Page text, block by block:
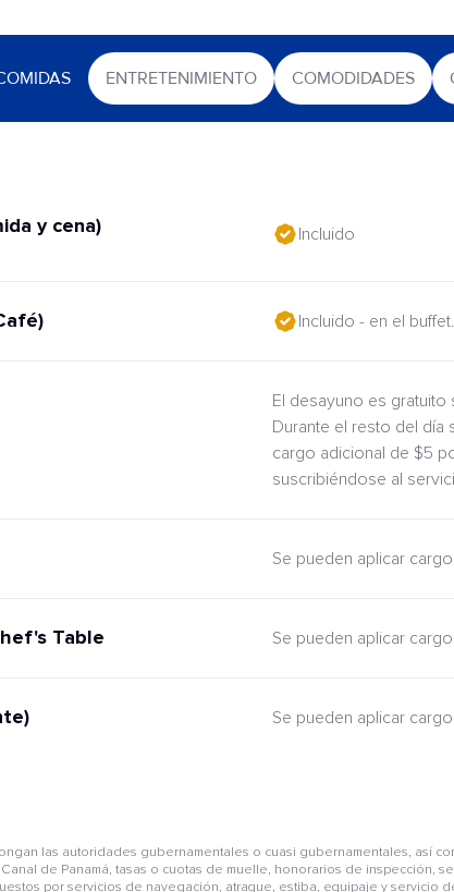
ENTRETENIMIENTO COMODIDADES
y cena) Incluido
Incluido - en el
El desayuno es
Durante el resto del
cargo adicional de $5
suscribiéndose al
Se pueden aplicar
Table Se pueden aplicar
Se pueden aplicar
las autoridades gubernamentales o cuasi gubernamentales, así
de Panamá, tasas o cuotas de muelle, honorarios de inspección,
por servicios de navegación, atraque, estiba, equipaje y servicio